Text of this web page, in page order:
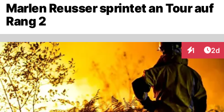
Marlen Reusser sprintet an Tour auf
Rang 2
1 2d